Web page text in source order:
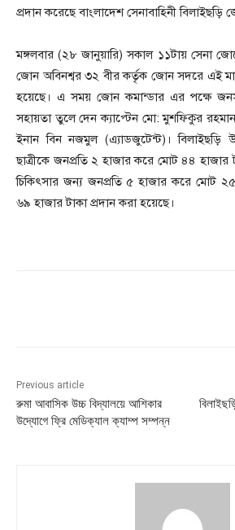
প্রদান করেছে বাংলাদেশ সেনাবাহিনী বিলাইছড়ি
মঙ্গলবার (২৮ জানুয়ারি) সকাল ১১টায় সেনা
জোন অবিনশ্বর ৩২ বীর কর্তৃক জোন সদরে এই
হয়েছে। এ সময় জোন কমান্ডার এর পক্ষে
সহায়তা তুলে দেন ক্যাপ্টেন মো: মুশফিকুর
ইনান বিন নজমুল (এ্যাডজুটেন্ট)।
ছাত্রীকে জনপ্রতি ২ হাজার করে মোট ৪৪
চিকিৎসার জন্য জনপ্রতি ৫ হাজার করে মোট
৬৯ হাজার টাকা প্রদান করা হয়েছে।
Previous article
রুমা আবাসিক উচ্চ বিদ্যালয়ে আশিকার
উদ্যোগে ফ্রি মেডিক্যাল ক্যাম্প সম্পন্ন